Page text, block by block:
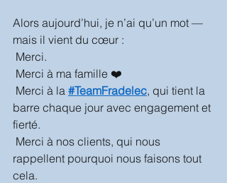
Alors aujourd’hui, je n’ai qu’un mot —
mais il vient du cœur :
Merci.
Merci à ma famille ❤️
Merci à la #TeamFradelec, qui tient la
barre chaque jour avec engagement et
fierté.
Merci à nos clients, qui nous
rappellent pourquoi nous faisons tout
cela.